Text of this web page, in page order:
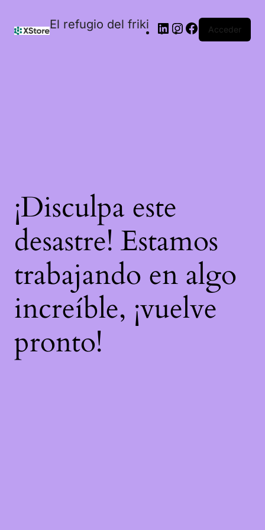
El refugio del friki Acceder
¡Disculpa este
desastre! Estamos
trabajando en algo
increíble, ¡vuelve
pronto!